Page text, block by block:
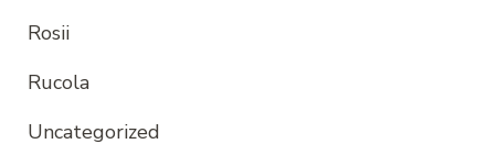
Rosii
Rucola
Uncategorized